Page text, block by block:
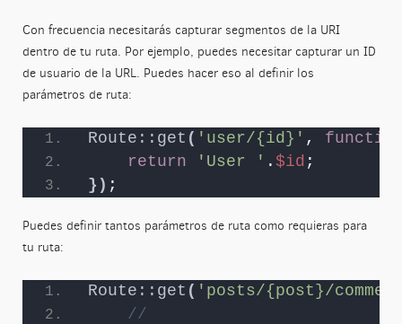
Con frecuencia necesitarás capturar segmentos de la URI
dentro de tu ruta. Por ejemplo, puedes necesitar capturar un ID
de usuario de la URL. Puedes hacer eso al definir los
parámetros de ruta:
Route::get ( 'user/{id}' ,
return
'User ' . $id ;
}) ;
Puedes definir tantos parámetros de ruta como requieras para
tu ruta:
Route::get ( 'posts/{post}/
//